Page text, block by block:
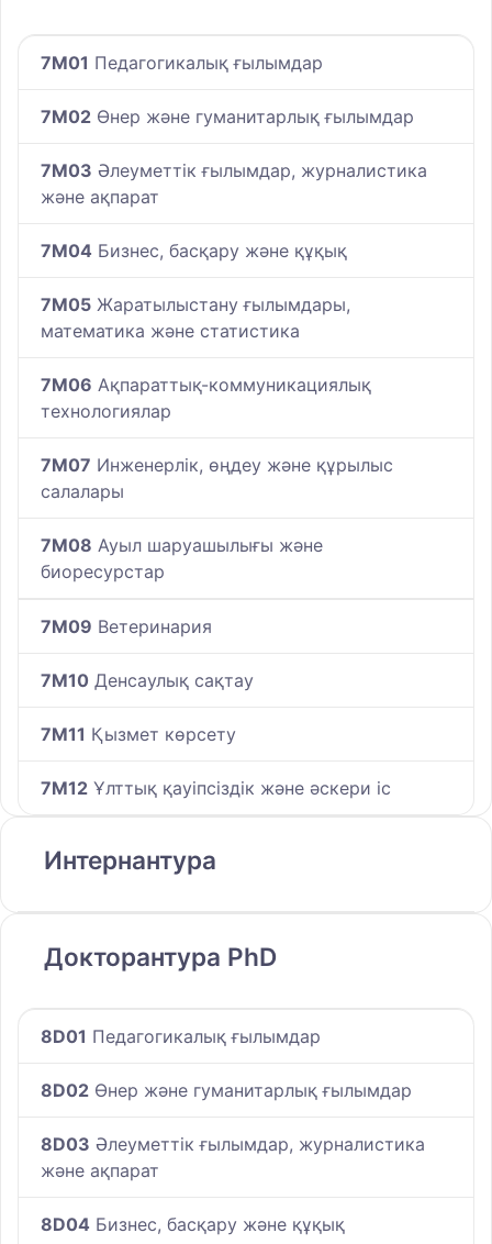
7M01 Педагогикалық ғылымдар
7M02 Өнер және гуманитарлық ғылымдар
7M03 Әлеуметтік ғылымдар, журналистика
және ақпарат
7M04 Бизнес, басқару және құқық
7M05 Жаратылыстану ғылымдары,
математика және статистика
7M06 Ақпараттық-коммуникациялық
технологиялар
7M07 Инженерлік, өңдеу және құрылыс
салалары
7M08 Ауыл шаруашылығы және
биоресурстар
7M09 Ветеринария
7M10 Денсаулық сақтау
7M11 Қызмет көрсету
7M12 Ұлттық қауіпсіздік және әскери іс
Интернантура
Докторантура PhD
8D01 Педагогикалық ғылымдар
8D02 Өнер және гуманитарлық ғылымдар
8D03 Әлеуметтік ғылымдар, журналистика
және ақпарат
8D04 Бизнес, басқару және құқық